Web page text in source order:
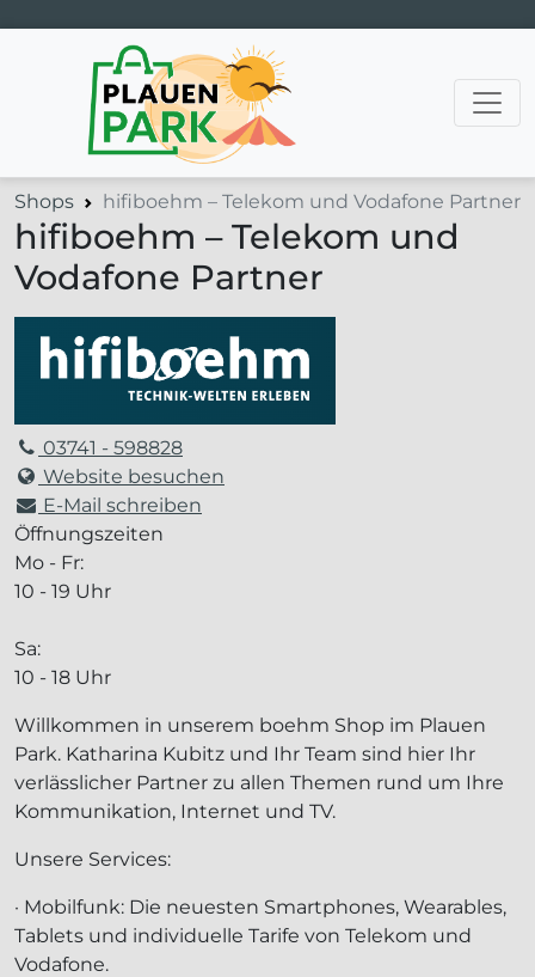
Hauptnavigation
Shops hifiboehm – Telekom und Vodafone Partner
hifiboehm – Telekom und
Vodafone Partner
03741 - 598828
Website besuchen
E-Mail schreiben
Öffnungszeiten
Mo - Fr:
10 - 19 Uhr
Sa:
10 - 18 Uhr
Willkommen in unserem boehm Shop im Plauen
Park. Katharina Kubitz und Ihr Team sind hier Ihr
verlässlicher Partner zu allen Themen rund um Ihre
Kommunikation, Internet und TV.
Unsere Services:
· Mobilfunk: Die neuesten Smartphones, Wearables,
Tablets und individuelle Tarife von Telekom und
Vodafone.